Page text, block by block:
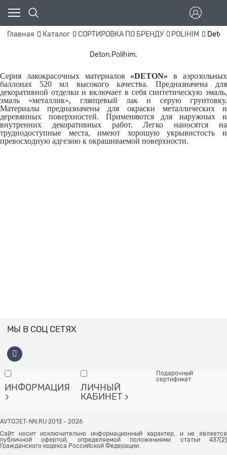
Главная Каталог СОРТИРОВКА ПО БРЕНДУ POLIHIM
Deton.Polihim.
Серия лакокрасочных материалов «DETON» в аэрозольных
баллонах 520 мл высокого качества. Предназначена для
декоративной отделки и включает в себя синтетическую эмаль,
эмаль «металлик», глянцевый лак и серую грунтовку.
Материалы предназначены для окраски металлических и
деревянных поверхностей. Применяются для наружных и
внутренних декоративных работ. Легко наносятся на
труднодоступные места, имеют хорошую укрывистость и
превосходную адгезию к окрашиваемой поверхности.
МЫ В СОЦ СЕТЯХ
ИНФОРМАЦИЯ
ЛИЧНЫЙ
КАБИНЕТ
Подарочный
сертификат
AVTOJET-NN.RU 2013 - 2026
Сайт носит исключительно информационный характер, и не является
публичной офертой, определяемой положениями статьи 437(2)
Гражданского кодекса Российской Федерации.